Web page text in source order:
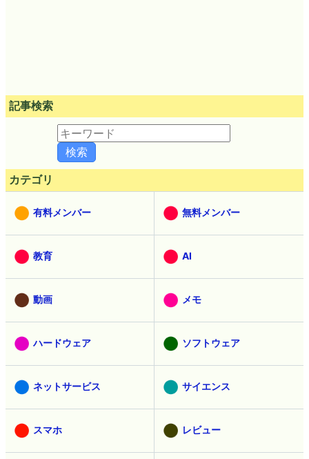
記事検索
カテゴリ
有料メンバー 無料メンバー
教育 AI
動画 メモ
ハードウェア ソフトウェア
ネットサービス サイエンス
スマホ レビュー